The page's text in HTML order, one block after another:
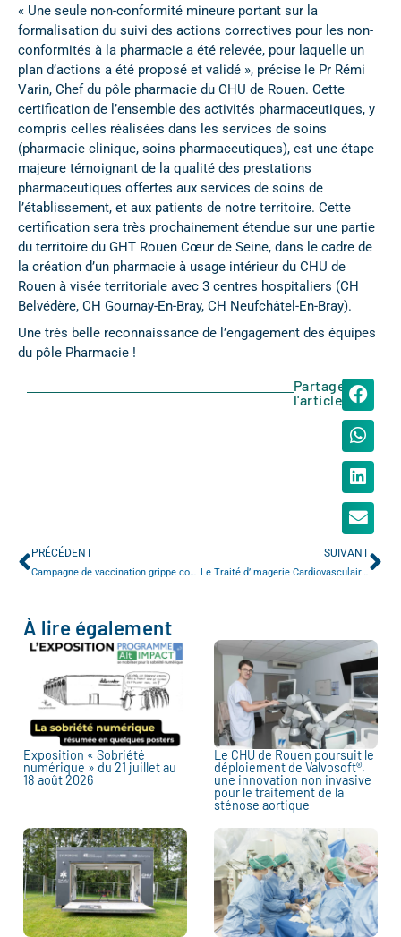
« Une seule non-conformité mineure portant sur la
formalisation du suivi des actions correctives pour les non-
conformités à la pharmacie a été relevée, pour laquelle un
plan d’actions a été proposé et validé », précise le Pr Rémi
Varin, Chef du pôle pharmacie du CHU de Rouen. Cette
certification de l’ensemble des activités pharmaceutiques, y
compris celles réalisées dans les services de soins
(pharmacie clinique, soins pharmaceutiques), est une étape
majeure témoignant de la qualité des prestations
pharmaceutiques offertes aux services de soins de
l’établissement, et aux patients de notre territoire. Cette
certification sera très prochainement étendue sur une partie
du territoire du GHT Rouen Cœur de Seine, dans le cadre de
la création d’un pharmacie à usage intérieur du CHU de
Rouen à visée territoriale avec 3 centres hospitaliers (CH
Belvédère, CH Gournay-En-Bray, CH Neufchâtel-En-Bray).
Une très belle reconnaissance de l’engagement des équipes
du pôle Pharmacie !
Partager
l'article
PRÉCÉDENT
Campagne de vaccination grippe covid pour les professionnels
SUIVANT
Le Traité d’Imagerie Cardiovasculaire récompensé par le Prix Hermann Fischgold
À lire également
Exposition « Sobriété
numérique » du 21 juillet au
18 août 2026
Le CHU de Rouen poursuit le
déploiement de Valvosoft®,
une innovation non invasive
pour le traitement de la
sténose aortique